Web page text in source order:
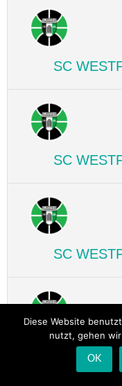
SC
SC
SC
SC
Diese Website
nutzt, gehen
OK